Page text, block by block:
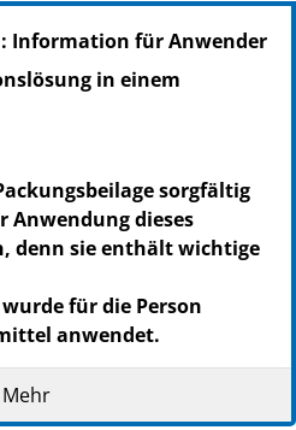
Information für Anwender
in einem
sorgfältig
Anwendung dieses
denn sie enthält wichtige
für die Person
anwendet.
auf. Vielleicht
nochmals lesen.
Mehr